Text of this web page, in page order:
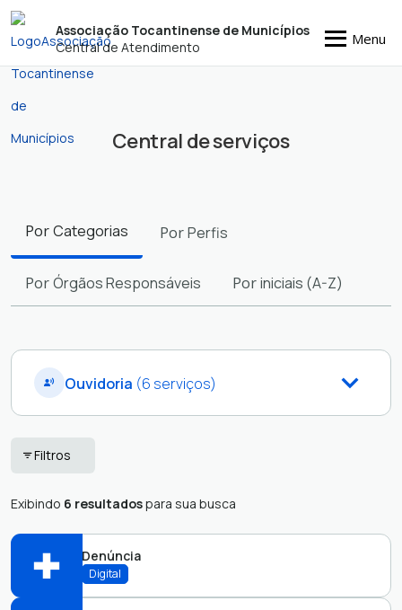
Associação Tocantinense de Municípios
Central de Atendimento
Menu
Central de serviços
PorCategorias PorPerfis
PorÓrgãos Responsáveis Poriniciais (A-Z)
Ouvidoria (6 serviços)
da ATM
Filtros
Exibindo 6 resultadospara sua busca
Denúncia
Digital